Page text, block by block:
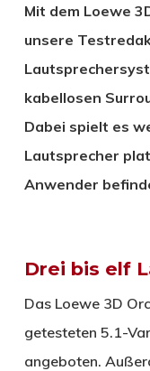
Mit dem Loewe
unsere
kabellosen
Dabei spielt es
Lautsprecher
Anwender
Drei bis elf
Das Loewe 3D
getesteten 5.1-
angeboten.